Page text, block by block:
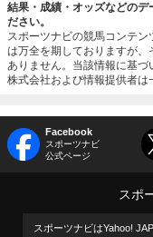
結果・成績・オッズなどのデ
ださい。
スポーツナビの競馬コンテ
は万全を期しておりますが
ありません。当該情報に基
株式会社および情報提供者は
Facebook
スポーツナビ
公式ページ
スポ
スポーツナビはYahoo!